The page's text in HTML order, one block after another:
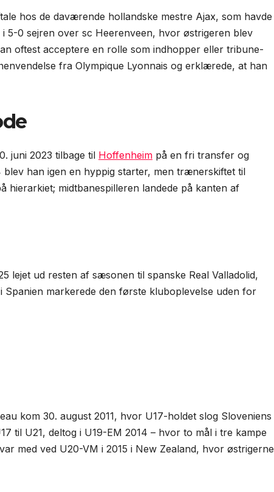
hos de daværende hollandske mestre Ajax, som havde
5-0 sejren over sc Heerenveen, hvor østrigeren blev
oftest acceptere en rolle som indhopper eller tribune­
fra Olympique Lyonnais og erklærede, at han
juni 2023 tilbage til Hoffenheim på en fri transfer og
han igen en hyppig starter, men træner­skiftet til
hierarkiet; midtbanespilleren landede på kanten af
lejet ud resten af sæsonen til spanske Real Valladolid,
Spanien markerede den første kluboplevelse uden for
kom 30. august 2011, hvor U17-holdet slog Sloveniens
til U21, deltog i U19-EM 2014 – hvor to mål i tre kampe
med ved U20-VM i 2015 i New Zealand, hvor østrigerne